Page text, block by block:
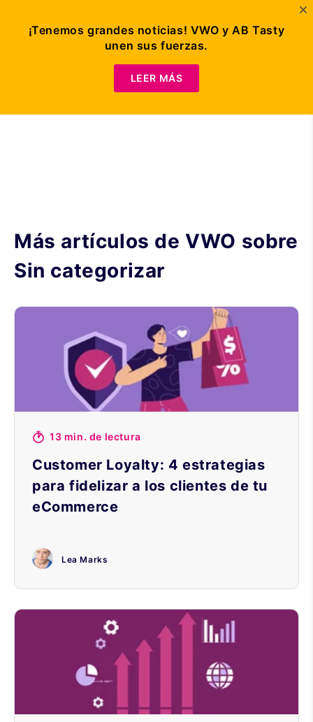
Más artículos de VWO sobre
Sin categorizar
13 min. de lectura
Customer Loyalty: 4 estrategias
para fidelizar a los clientes de tu
eCommerce
Lea Marks
¡Tenemos grandes noticias! VWO y AB Tasty
unen sus fuerzas.
LEER MÁS